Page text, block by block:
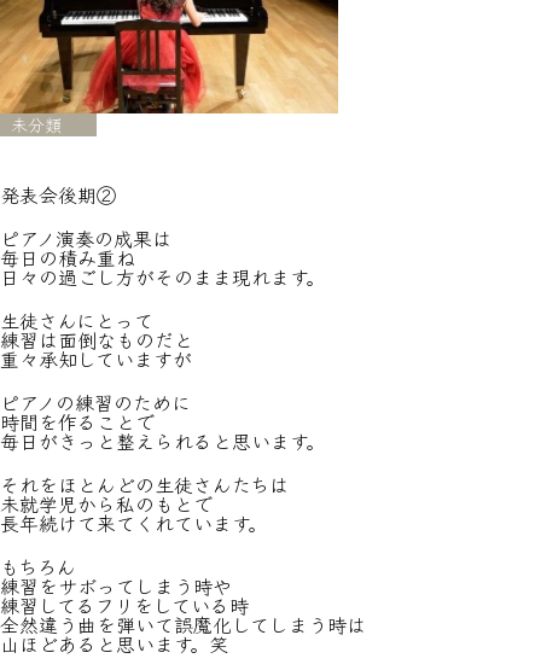
未分類
発表会後期②
ピアノ演奏の成果は
毎日の積み重ね
日々の過ごし方がそのまま現れます。
生徒さんにとって
練習は面倒なものだと
重々承知していますが
ピアノの練習のために
時間を作ることで
毎日がきっと整えられると思います。
それをほとんどの生徒さんたちは
未就学児から私のもとで
長年続けて来てくれています。
もちろん
練習をサボってしまう時や
練習してるフリをしている時
全然違う曲を弾いて誤魔化してしまう時は
山ほどあると思います。笑